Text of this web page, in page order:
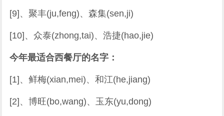
[9]、聚丰(ju,feng)、森集(sen,ji)
[10]、众泰(zhong,tai)、浩捷(hao,jie)
今年最适合西餐厅的名字：
[1]、鲜梅(xian,mei)、和江(he,jiang)
[2]、博旺(bo,wang)、玉东(yu,dong)